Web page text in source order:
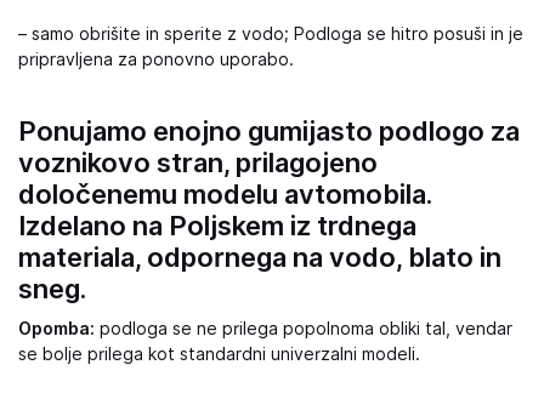
– samo obrišite in sperite z vodo; Podloga se hitro posuši in je
pripravljena za ponovno uporabo.
Ponujamo enojno gumijasto podlogo za
voznikovo stran, prilagojeno
določenemu modelu avtomobila.
Izdelano na Poljskem iz trdnega
materiala, odpornega na vodo, blato in
sneg.
Opomba: podloga se ne prilega popolnoma obliki tal, vendar
se bolje prilega kot standardni univerzalni modeli.